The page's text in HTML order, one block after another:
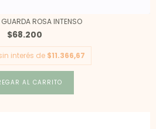
ROSA INTENSO
$68.200
interés de $11.366,67
AL CARRITO